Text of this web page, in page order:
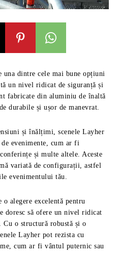
una dintre cele mai bune opțiuni
un nivel ridicat de siguranță și
fabricate din aluminiu de înaltă
durabile și ușor de manevrat.
și înălțimi, scenele Layher
evenimente, cum ar fi
și multe altele. Aceste
variată de configurații, astfel
evenimentului tău.
o alegere excelentă pentru
doresc să ofere un nivel ridicat
o structură robustă și o
Layher pot rezista cu
cum ar fi vântul puternic sau